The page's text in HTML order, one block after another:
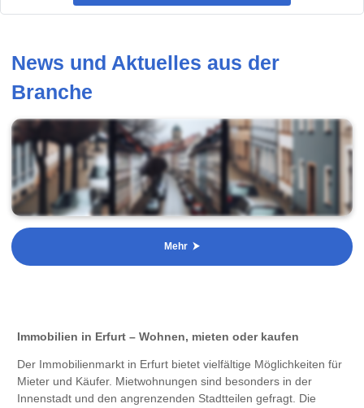
News und Aktuelles aus der
Branche
Mehr ⮞
Immobilien in Erfurt – Wohnen, mieten oder kaufen
Der Immobilienmarkt in Erfurt bietet vielfältige Möglichkeiten für
Mieter und Käufer. Mietwohnungen sind besonders in der
Innenstadt und den angrenzenden Stadtteilen gefragt. Die